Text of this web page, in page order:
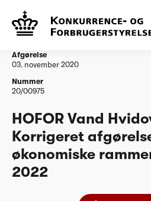
Vandtilsyn
om økonomiske
Afgørelse
03. november 2020
Nummer
20/00975
HOFOR Vand
Korrigeret
økonomiske
2022